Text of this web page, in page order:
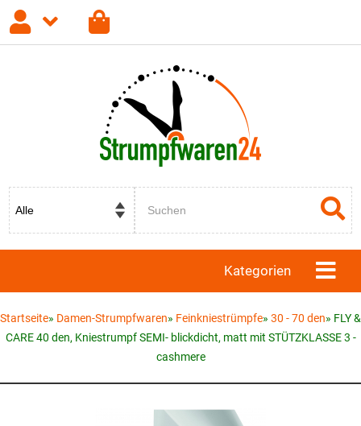
Registrieren Passwort vergessen?
Kategorien
Startseite» Damen-Strumpfwaren» Feinkniestrümpfe» 30 - 70 den» FLY &
CARE 40 den, Kniestrumpf SEMI- blickdicht, matt mit STÜTZKLASSE 3 -
cashmere